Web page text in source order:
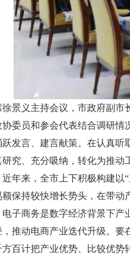
景义主持会议，市政府副市
委员和参会代表结合调研
发言、建言献策。在认真
究、充分吸纳，转化为推动
年来，全市上下积极构建以
保持较快增长势头，在带
子商务是数字经济背景下
推动电商产业迭代升级。要
百计把产业优势、比较优